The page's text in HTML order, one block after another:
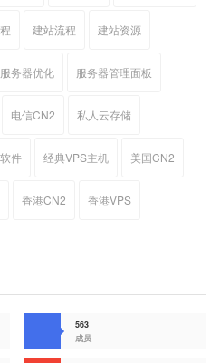
建站流程 建站资源
服务器优化 服务器管理面板
电信CN2 私人云存储
件 经典VPS主机 美国CN2
香港CN2 香港VPS
563
成员